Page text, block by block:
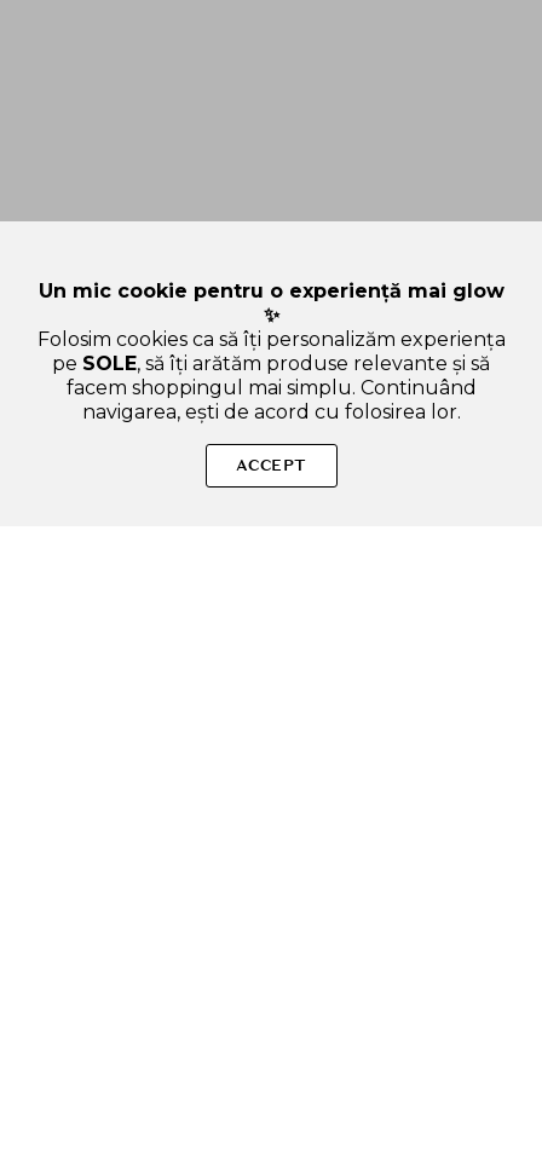
Produse autentice, conforme UE, alese responsabil.
Un mic cookie pentru o experiență mai glow
✨
Folosim cookies ca să îți personalizăm experiența
pe SOLE, să îți arătăm produse relevante și să
facem shoppingul mai simplu. Continuând
navigarea, ești de acord cu folosirea lor.
ACCEPT